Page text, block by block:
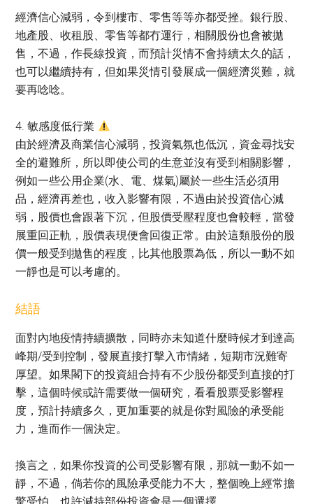
經濟信心減弱，令到樓市、零售等等亦都受挫。銀行股、
地產股、收租股、零售等都冇運行，相關股份也會被拋
售，不過，作長線投資，而預計災情不會持續太久的話，
也可以繼續持有，但如果災情引發展成一個經濟災難，就
要再唸唸。
4. 敏感度低行業
由於經濟及商業信心減弱，投資氣氛也低沉，資金尋找安
全的避難所，所以即使公司的生意並沒有受到相關影響，
例如一些公用企業(水、電、煤氣)屬於一些生活必須用
品，經濟再差也，收入影響有限，不過由於投資信心減
弱，股價也會跟著下沉，但股價受壓程度也會較輕，當發
展重回正軌，股價表現便會回復正常。由於這類股份的股
價一般受到拋售的程度，比其他股票為低，所以一動不如
一靜也是可以考慮的。
結語
面對內地疫情持續擴散，同時亦未知道什麼時候才到達高
峰期/受到控制，發展直接打擊入市情緒，短期市況難寄
厚望。如果閣下的投資組合持有不少股份都受到直接的打
擊，這個時候或許需要做一個研究，看看股票受影響程
度，預計持續多久，更加重要的就是你對風險的承受能
力，進而作一個決定。
換言之，如果你投資的公司受影響有限，那就一動不如一
靜，不過，倘若你的風險承受能力不大，整個晚上經常擔